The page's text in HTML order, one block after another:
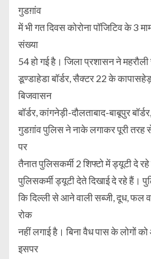
गुडग़ांव
में भी गत दिवस कोरोना पॉजिटिव के
संख्या
54 हो गई है। जिला प्रशासन ने महरौली
डूण्डाहेडा बॉर्डर, सैक्टर 22 के
बिजवासन
बॉर्डर, कांगनेड़ी-दौलताबाद-बाबूपुर
गुडग़ांव पुलिस ने नाके लगाकर पूरी तरह
पर
तैनात पुलिसकर्मी 2 शिफ्टो में ड्यूटी दे
पुलिसकर्मी ड्यूटी देते दिखाई दे रहे हैं।
कि दिल्ली से आने वाली सब्जी, दूध, फल
रोक
नहीं लगाई है। बिना वैध पास के लोगों
इसपर